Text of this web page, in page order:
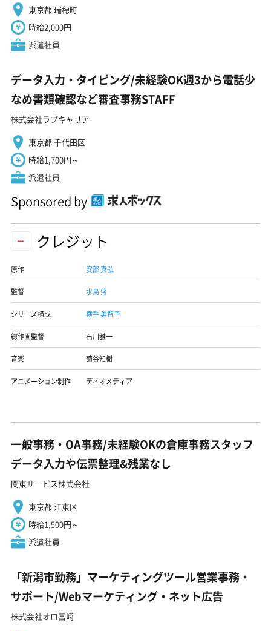
東京都 瑞穂町
時給2,000円
派遣社員
データ入力・タイピング/未経験OK週3から電話少
なめ書類確認など審査事務STAFF
株式会社ラブキャリア
東京都 千代田区
時給1,700円～
派遣社員
Sponsored by
クレジット
原作 安部 真弘
監督 水島 努
シリーズ構成 横手 美智子
総作画監督 石川雅一
音楽 菊谷知樹
アニメーション制作 ディオメディア
一般事務・OA事務/未経験OKの倉庫事務スタッフ
データ入力や伝票整理&残業なし
関東サービス株式会社
東京都 江東区
時給1,500円～
派遣社員
「新潟市勤務」マーケティングツール営業事務・
サポート/Webマーケティング・ネット広告
株式会社オロ宮崎